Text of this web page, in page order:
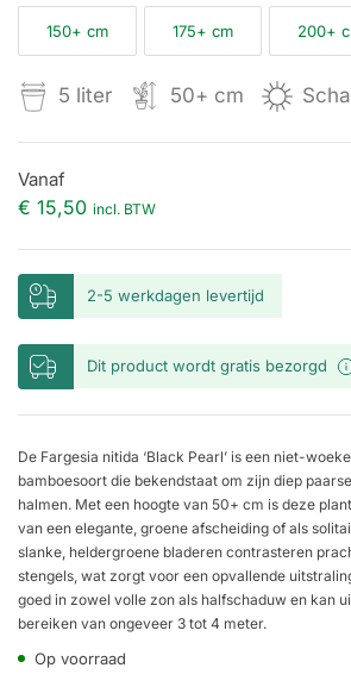
150+ cm 175+ cm 200+
5 liter 50+ cm
Vanaf
€ 15,50 incl. BTW
2-5 werkdagen levertijd
Dit product wordt gratis bezorgd
De Fargesia nitida ‘Black Pearl’ is een niet-
bamboesoort die bekendstaat om zijn diep
halmen. Met een hoogte van 50+ cm is deze
van een elegante, groene afscheiding of als
slanke, heldergroene bladeren contrasteren
stengels, wat zorgt voor een opvallende
goed in zowel volle zon als halfschaduw en kan
bereiken van ongeveer 3 tot 4 meter.
Op voorraad